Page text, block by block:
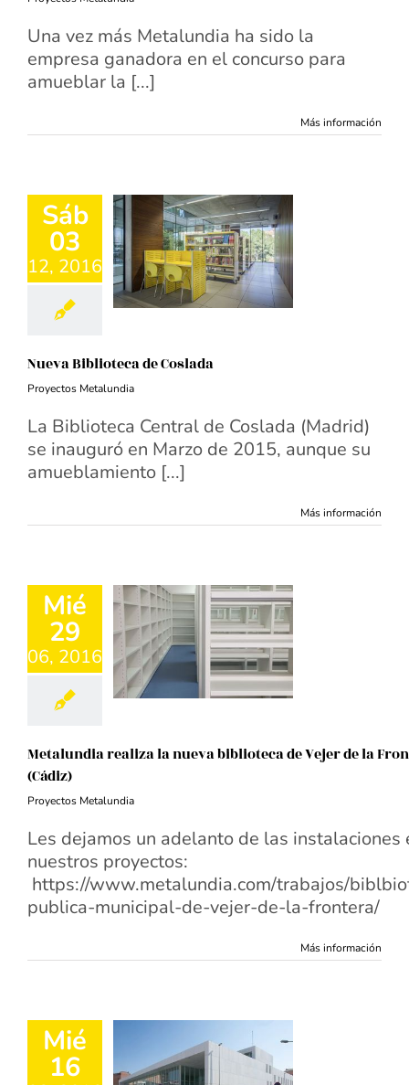
Una vez más Metalundia ha sido la
empresa ganadora en el concurso para
amueblar la [...]
Más información
Sáb
03
12, 2016
Nueva Biblioteca de
Coslada
Nueva Biblioteca de Coslada
Proyectos Metalundia
La Biblioteca Central de Coslada (Madrid)
se inauguró en Marzo de 2015, aunque su
amueblamiento [...]
Más información
Mié
29
06, 2016
Metalundia realiza la nueva biblioteca de Vejer de la
(Cádiz)
Proyectos Metalundia
Les dejamos un adelanto de las instalaciones
nuestros proyectos:
https://www.metalundia.com/trabajos/
publica-municipal-de-vejer-de-la-frontera/
Más información
Mié
16